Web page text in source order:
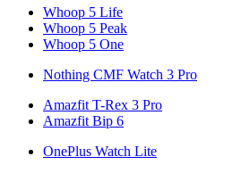
Whoop 5 Life
Whoop 5 Peak
Whoop 5 One
Nothing CMF Watch 3 Pro
Amazfit T-Rex 3 Pro
Amazfit Bip 6
OnePlus Watch Lite